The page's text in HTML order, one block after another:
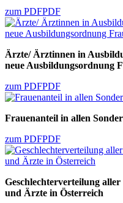
zum PDFPDF
Ärzte/ Ärztinnen in
neue Ausbildungsordnung
zum PDFPDF
Frauenanteil in allen
zum PDFPDF
Geschlechterverteilung
und Ärzte in Österreich